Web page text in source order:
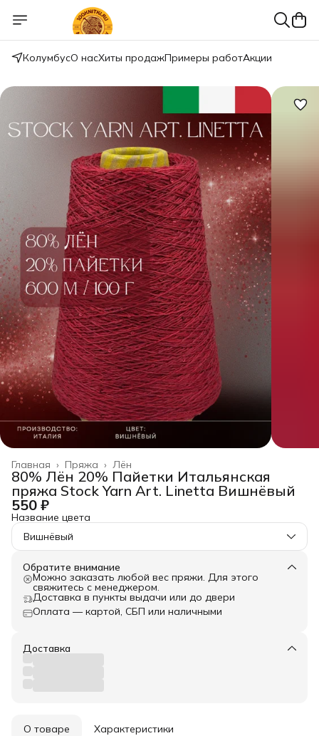
КолумбусО насХиты продажПримеры работАкции
Лён
Пряжа ›
Главная ›
80% Лён 20% Пайетки Итальянская
пряжа Stock Yarn Art. Linetta Вишнёвый
550 ₽
Название цвета
Вишнёвый
Обратите внимание
Можно заказать любой вес пряжи. Для этого
свяжитесь с менеджером.
Доставка в пункты выдачи или до двери
Оплата — картой, СБП или наличными
Доставка
О товаре Характеристики